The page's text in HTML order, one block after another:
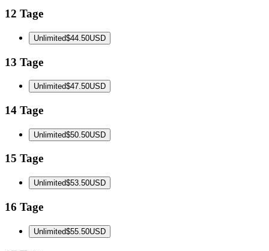
12 Tage
Unlimited$44.50USD
13 Tage
Unlimited$47.50USD
14 Tage
Unlimited$50.50USD
15 Tage
Unlimited$53.50USD
16 Tage
Unlimited$55.50USD